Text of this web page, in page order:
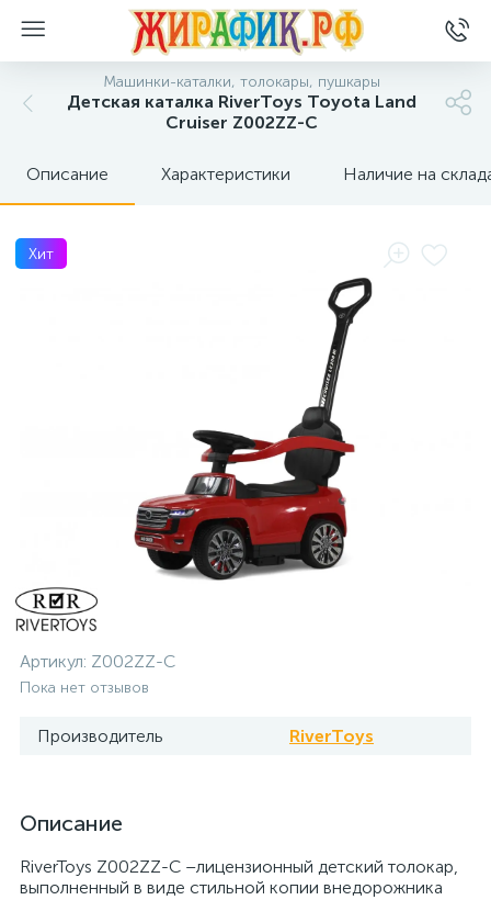
Машинки-каталки, толокары, пушкары
Детская каталка RiverToys Toyota Land
Cruiser Z002ZZ-C
Описание Характеристики Наличие на
Хит
Артикул: Z002ZZ-C
Пока нет отзывов
Производитель RiverToys
Описание
RiverToys Z002ZZ-C –лицензионный детский толокар,
выполненный в виде стильной копии внедорожника